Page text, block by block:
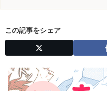
この記事をシェア